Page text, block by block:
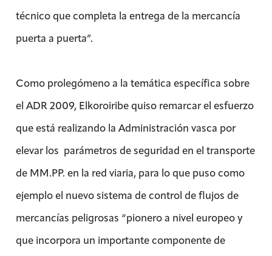
técnico que completa la entrega de la mercancía
puerta a puerta”.
Como prolegómeno a la temática específica sobre
el ADR 2009, Elkoroiribe quiso remarcar el esfuerzo
que está realizando la Administración vasca por
elevar los parámetros de seguridad en el transporte
de MM.PP. en la red viaria, para lo que puso como
ejemplo el nuevo sistema de control de flujos de
mercancías peligrosas “pionero a nivel europeo y
que incorpora un importante componente de